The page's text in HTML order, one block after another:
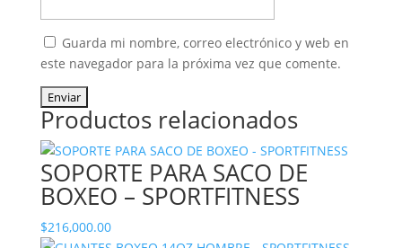
Guarda mi nombre, correo electrónico y web en
este navegador para la próxima vez que comente.
Productos relacionados
SOPORTE PARA SACO DE
BOXEO – SPORTFITNESS
$216,000.00